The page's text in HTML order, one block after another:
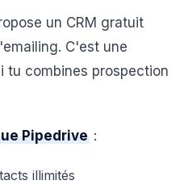
un CRM gratuit
C'est une
tu combines prospection
Pipedrive :
illimités